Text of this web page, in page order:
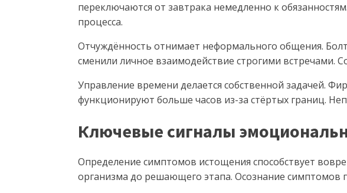
переключаются от завтрака немедленно к
процесса.
Отчуждённость отнимает неформального общения.
сменили личное взаимодействие строгими встречами.
Управление времени делается собственной задачей.
функционируют больше часов из-за стёртых границ.
Ключевые сигналы
Определение симптомов истощения способствует
организма до решающего этапа. Осознание симптомов